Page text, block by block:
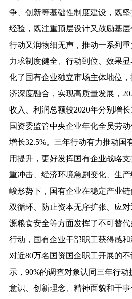
争、创新等基础性制度建设，既
经验，既注重顶层设计又鼓励基
行动又润物细无声，推动一系列重
力求制度健全、行动到位、效果
化了国有企业独立市场主体地位
济深度融合，实现高质量发展，
收入、利润总额较2020年分别增长
国资委监管中央企业年化全员劳
增长32.5%。三年行动有力推动国
用提升，更好发挥国有企业战略
重冲击、经济环境急剧变化、生
峻形势下，国有企业在稳定产业
双循环、防止资本无序扩张、应
源粮食安全等方面发挥了不可替
行动，国有企业干部职工获得感和
对近80万名国资国企职工开展的
示，90%的调查对象认同三年行
意识、创新理念、精神面貌和干事